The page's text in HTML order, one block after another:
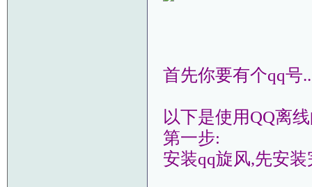
首先你要有个qq号
以下是使用QQ离
第一步:
安装qq旋风,先安